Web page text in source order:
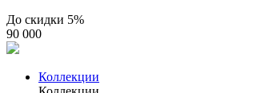
До скидки 5%
90 000
Коллекции